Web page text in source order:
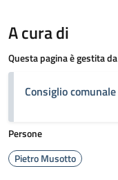
A cura di
Questa pagina è gestita da
Consiglio comunale
Persone
Pietro Musotto